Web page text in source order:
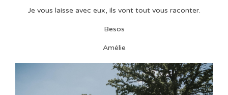
Je vous laisse avec eux, ils vont tout vous raconter.
Besos
Amélie